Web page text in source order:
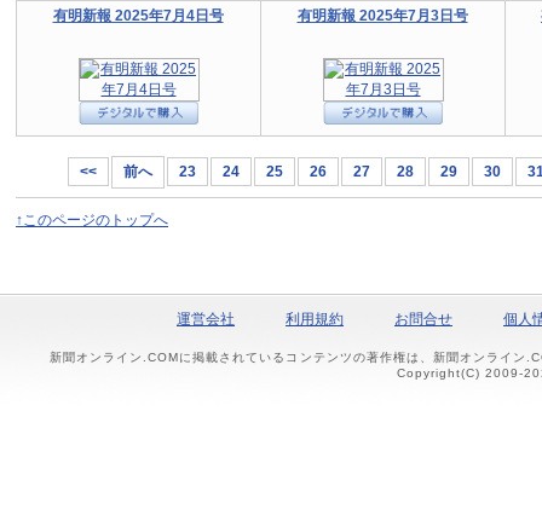
有明新報 2025年7月4日号 有明新報 2025年7月3日号
<< 前へ 23 24 25 26 27 28 29 30
↑このページのトップへ
運営会社 利用規約 お問合せ 個人
新聞オンライン.COMに掲載されているコンテンツの著作権は、新聞オンライン
Copyright(C) 2009-